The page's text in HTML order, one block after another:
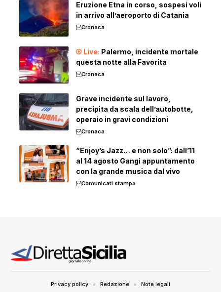
Eruzione Etna in corso, sospesi voli
in arrivo all’aeroporto di Catania
Cronaca
Palermo, incidente mortale
questa notte alla Favorita
Cronaca
Grave incidente sul lavoro,
precipita da scala dell’autobotte,
operaio in gravi condizioni
Cronaca
“Enjoy’s Jazz… e non solo”: dall’11
al 14 agosto Gangi appuntamento
con la grande musica dal vivo
Comunicati stampa
Privacy policy Redazione
Note legali